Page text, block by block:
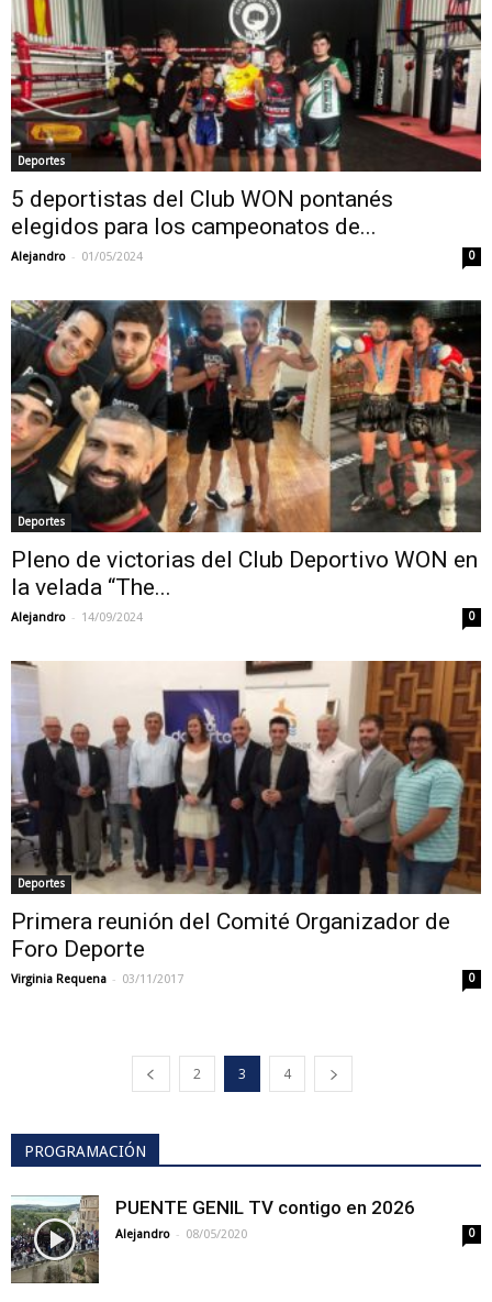
Deportes
5 deportistas del Club WON pontanés
elegidos para los campeonatos de...
Alejandro - 01/05/2024 0
Deportes
Pleno de victorias del Club Deportivo WON en
la velada “The...
Alejandro - 14/09/2024 0
Deportes
Primera reunión del Comité Organizador de
Foro Deporte
Virginia Requena - 03/11/2017 0
2 3 4
PROGRAMACIÓN
PUENTE GENIL TV contigo en 2026
Alejandro - 08/05/2020 0